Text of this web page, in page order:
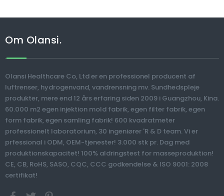
Om Olansi.
Olansi Healthcare Co, Ltd er en professionel producent af
luftrenser, hydrogenvand, vandrensning mv. Sundhedspleje
produkter, mere end 12 års erfaring siden 2009 i Guangzhou, Kina.
60.000 m2 egen injektion mold fabrik, egen filter fabrik, egen
form fabrik, egen samling fabrik! 600 kvadratmeter
professionelt laboratorium, 30 ingeniører 'R & D team. Vi er
prfessional i ODM, OEM-tjenester! 3.000 stk pr. Dag med
produktionskapacitet! 100% aldringstest for masseproduktion!
CE, CB, RoHS, SASO, CQC, CCC godkendelse & ISO 9001: 2008
certifikat!